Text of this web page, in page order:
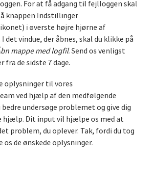
For at få adgang til fejlloggen skal
knappen Indstillinger
i øverste højre hjørne af
det vindue, der åbnes, skal du klikke på
mappe med logfil. Send os venligst
fra de sidste 7 dage.
oplysninger til vores
ved hjælp af den medfølgende
undersøge problemet og give dig
hjælp. Dit input vil hjælpe os med at
problem, du oplever. Tak, fordi du tog
de ønskede oplysninger.